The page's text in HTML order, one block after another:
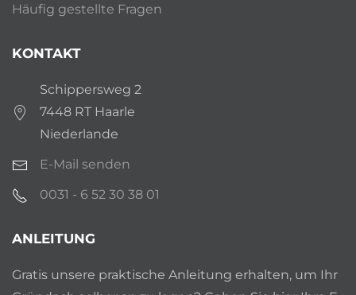
Häufig gestellte Fragen
KONTAKT
Schippersweg 2
7448 RT Haarle
Niederlande
E-Mail senden
0031 - 6 52 30 38 01
ANLEITUNG
Gratis unsere praktische Anleitung erhalten, um Ihr